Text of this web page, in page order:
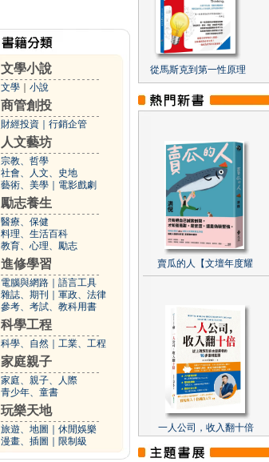
文學小說
文學 小說
商管創投
財經投資 行銷企管
人文藝坊
宗教、哲學
社會、人文、史地
藝術、美學
電影戲劇
勵志養生
醫療、保健
料理、生活百科
教育、心理、勵志
進修學習
電腦與網路
語言工具
雜誌、期刊
軍政、法律
參考、考試、教科用書
科學工程
科學、自然 工業、工程
家庭親子
家庭、親子、人際
青少年、童書
玩樂天地
旅遊、地圖
休閒娛樂
漫畫、插圖
限制級
從馬斯克到第一性原理
賣瓜的人【文壇年度耀
一人公司，收入翻十倍